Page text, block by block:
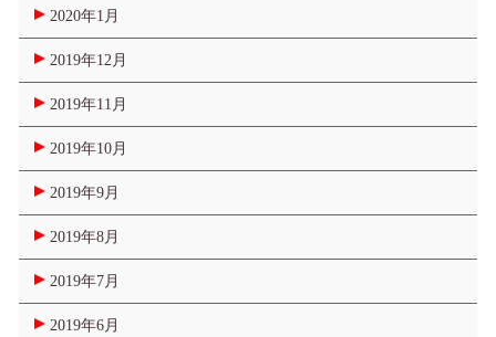
2020年1月
2019年12月
2019年11月
2019年10月
2019年9月
2019年8月
2019年7月
2019年6月